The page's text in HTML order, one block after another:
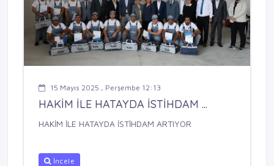
15 Mayıs 2025 , Perşembe 12:13
HAKİM İLE HATAYDA İSTİHDAM ...
HAKİM İLE HATAYDA İSTİHDAM ARTIYOR
İncele